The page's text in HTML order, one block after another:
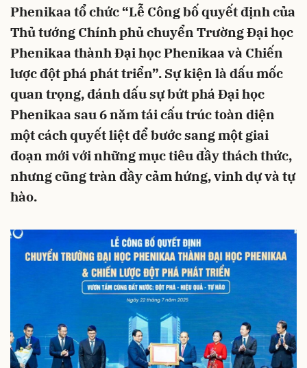
Phenikaa tổ chức “Lễ Công bố quyết định của
Thủ tướng Chính phủ chuyển Trường Đại học
Phenikaa thành Đại học Phenikaa và Chiến
lược đột phá phát triển”. Sự kiện là dấu mốc
quan trọng, đánh dấu sự bứt phá Đại học
Phenikaa sau 6 năm tái cấu trúc toàn diện
một cách quyết liệt để bước sang một giai
đoạn mới với những mục tiêu đầy thách thức,
nhưng cũng tràn đầy cảm hứng, vinh dự và tự
hào.
Hủy Gửi